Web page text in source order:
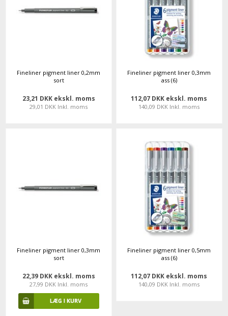
Fineliner pigment liner 0,2mm
sort
23,21 DKK ekskl. moms
29,01 DKK Inkl. moms
Fineliner pigment liner 0,3mm
ass (6)
112,07 DKK ekskl. moms
140,09 DKK Inkl. moms
Fineliner pigment liner 0,3mm
sort
22,39 DKK ekskl. moms
27,99 DKK Inkl. moms
Fineliner pigment liner 0,5mm
ass (6)
112,07 DKK ekskl. moms
140,09 DKK Inkl. moms